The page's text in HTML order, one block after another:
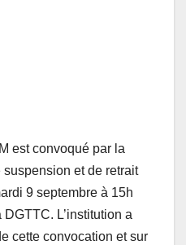
est convoqué par la
et de retrait
9 septembre à 15h
L’institution a
cette convocation et sur